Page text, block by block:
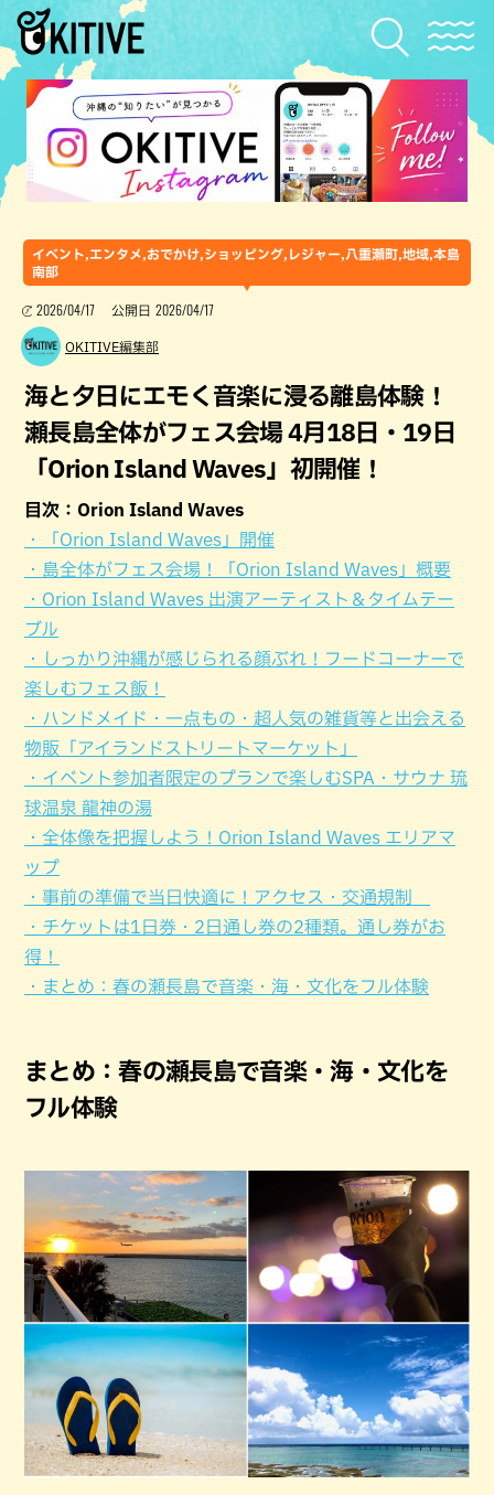
イベント,エンタメ,おでかけ,ショッピング,レジャー,八重瀬町,地域,本島
南部
2026/04/17 公開日 2026/04/17
OKITIVE編集部
海と夕日にエモく音楽に浸る離島体験！
瀬長島全体がフェス会場 4月18日・19日
「Orion Island Waves」初開催！
目次：Orion Island Waves
・「Orion Island Waves」開催
・島全体がフェス会場！「Orion Island Waves」概要
・Orion Island Waves 出演アーティスト＆タイムテー
ブル
・しっかり沖縄が感じられる顔ぶれ！フードコーナーで
楽しむフェス飯！
・ハンドメイド・一点もの・超人気の雑貨等と出会える
物販「アイランドストリートマーケット」
・イベント参加者限定のプランで楽しむSPA・サウナ 琉
球温泉 龍神の湯
・全体像を把握しよう！Orion Island Waves エリアマ
ップ
・事前の準備で当日快適に！アクセス・交通規制
・チケットは1日券・2日通し券の2種類。通し券がお
得！
・まとめ：春の瀬長島で音楽・海・文化をフル体験
まとめ：春の瀬長島で音楽・海・文化を
フル体験